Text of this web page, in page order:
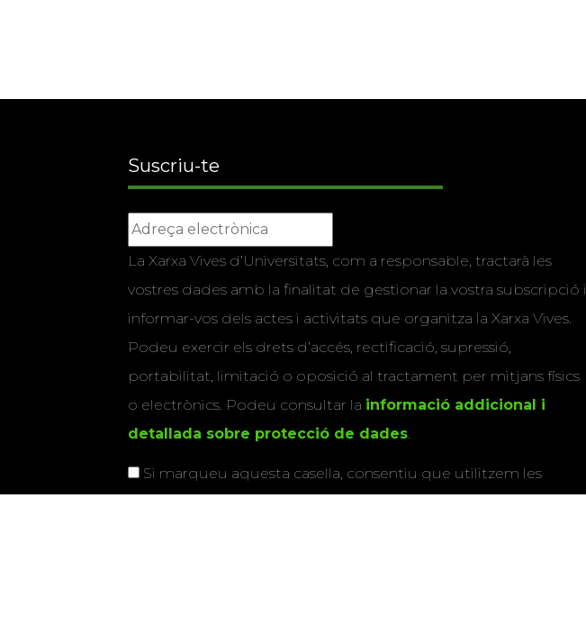
Suscriu-te
La Xarxa Vives d’Universitats, com a responsable, tractarà les
vostres dades amb la finalitat de gestionar la vostra subscripció i
informar-vos dels actes i activitats que organitza la Xarxa Vives.
Podeu exercir els drets d’accés, rectificació, supressió,
portabilitat, limitació o oposició al tractament per mitjans físics
o electrònics. Podeu consultar la informació addicional i
detallada sobre protecció de dades.
Si marqueu aquesta casella, consentiu que utilitzem les